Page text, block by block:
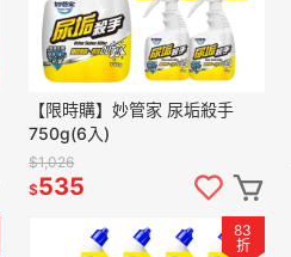
【限時購】妙管家 尿垢殺手
750g(6入)
$1,026
$535
83
折